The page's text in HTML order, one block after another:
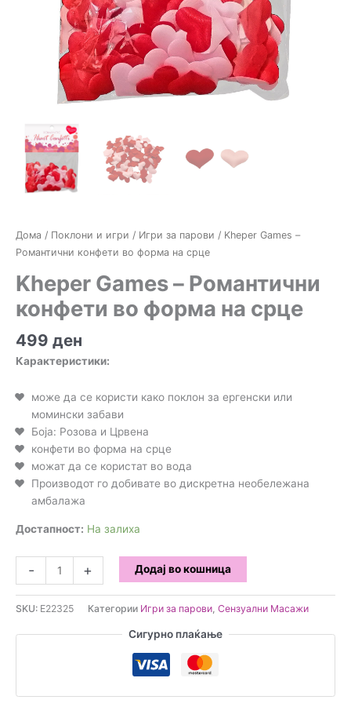
Дома / Поклони и игри / Игри за парови / Kheper Games –
Романтични конфети во форма на срце
Kheper Games – Романтични
конфети во форма на срце
499 ден
Карактеристики:
може да се користи како поклон за ергенски или
момински забави
Боја: Розова и Црвена
конфети во форма на срце
можат да се користат во вода
Производот го добивате во дискретна необележана
амбалажа
Достапност: На залиха
-
Games
-
Романтични
конфети
+ Додај во кошница
SKU: E22325 Категории Игри за парови, Сензуални Масажи
Сигурно плаќање